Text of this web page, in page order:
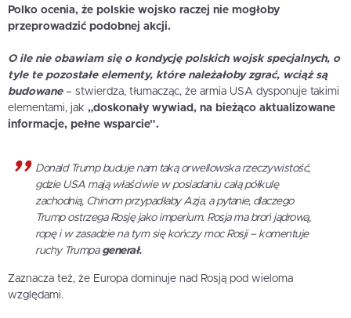
Polko ocenia, że polskie wojsko raczej nie mogłoby
przeprowadzić podobnej akcji.
O ile nie obawiam się o kondycję polskich wojsk specjalnych, o
tyle te pozostałe elementy, które należałoby zgrać, wciąż są
budowane– stwierdza, tłumacząc, że armia USA dysponuje takimi
elementami, jak „doskonały wywiad, na bieżąco aktualizowane
informacje, pełne wsparcie”.
Donald Trump buduje nam taką orwellowska rzeczywistość,
gdzie USA mają właściwie w posiadaniu całą półkulę
zachodnią, Chinom przypadłaby Azja, a pytanie, dlaczego
Trump ostrzega Rosję jako imperium. Rosja ma broń jądrową,
ropę i w zasadzie na tym się kończy moc Rosji – komentuje
ruchy Trumpagenerał.
Zaznacza też, że Europa dominuje nad Rosją pod wieloma
względami.